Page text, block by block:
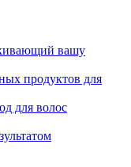
вашу
продуктов для
для волос